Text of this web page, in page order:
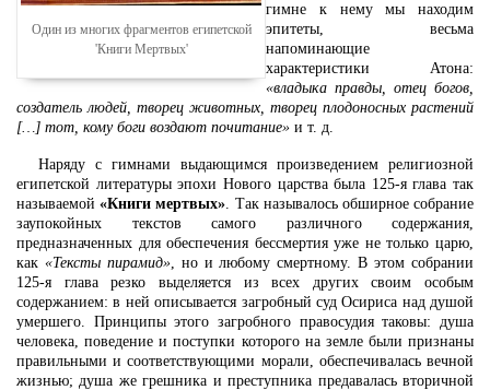
Один из многих фрагментов египетской
'Книги Мертвых'
гимне к нему мы находим
эпитеты, весьма
напоминающие
характеристики Атона:
«владыка правды, отец богов,
создатель людей, творец животных, творец плодоносных растений
[…] тот, кому боги воздают почитание» и т. д.
Наряду с гимнами выдающимся произведением религиозной
египетской литературы эпохи Нового царства была 125-я глава так
называемой«Книги мертвых» . Так называлось обширное собрание
заупокойных текстов самого различного содержания,
предназначенных для обеспечения бессмертия уже не только царю,
как «Тексты пирамид», но и любому смертному. В этом собрании
125-я глава резко выделяется из всех других своим особым
содержанием: в ней описывается загробный суд Осириса над душой
умершего. Принципы этого загробного правосудия таковы: душа
человека, поведение и поступки которого на земле были признаны
правильными и соответствующими морали, обеспечивалась вечной
жизнью; душа же грешника и преступника предавалась вторичной